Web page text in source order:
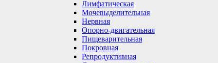
Лимфатическая
Мочевыделительная
Нервная
Опорно-двигательная
Пищеварительная
Покровная
Репродуктивная